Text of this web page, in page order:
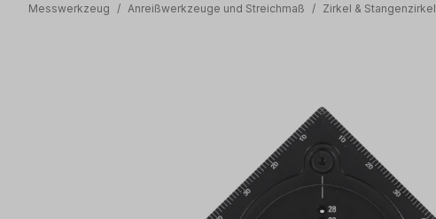
Messwerkzeug / Anreißwerkzeuge und Streichmaß / Zirkel & Stangenzirkel